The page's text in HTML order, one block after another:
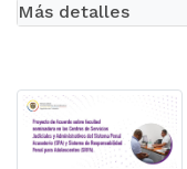
Más detalles